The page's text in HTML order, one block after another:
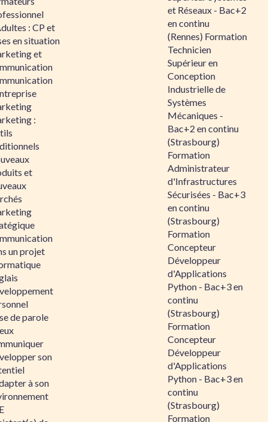
: CP et
en situation
et
:
et
un projet
de parole
son
à son
et Réseaux - Bac+2
en continu
(Rennes) Formation
Technicien
Supérieur en
Conception
Industrielle de
Systèmes
Mécaniques -
Bac+2 en continu
(Strasbourg)
Formation
Administrateur
d'Infrastructures
Sécurisées - Bac+3
en continu
(Strasbourg)
Formation
Concepteur
Développeur
d'Applications
Python - Bac+3 en
continu
(Strasbourg)
Formation
Concepteur
Développeur
d'Applications
Python - Bac+3 en
continu
(Strasbourg)
Formation